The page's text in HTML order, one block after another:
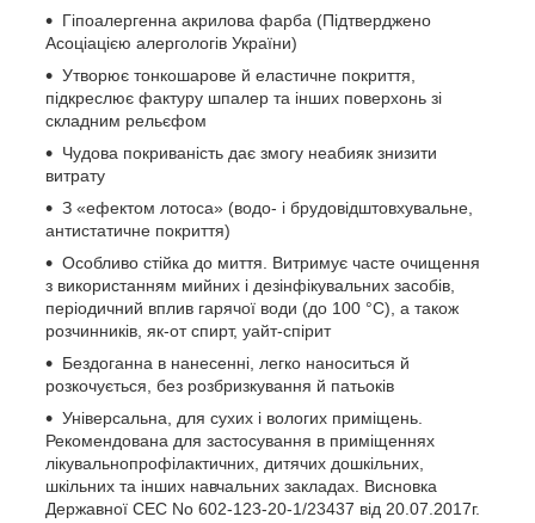
Гіпоалергенна акрилова фарба (Підтверджено
Асоціацією алергологів України)
Утворює тонкошарове й еластичне покриття,
підкреслює фактуру шпалер та інших поверхонь зі
складним рельєфом
Чудова покриваність дає змогу неабияк знизити
витрату
З «ефектом лотоса» (водо- і брудовідштовхувальне,
антистатичне покриття)
Особливо стійка до миття. Витримує часте очищення
з використанням мийних і дезінфікувальних засобів,
періодичний вплив гарячої води (до 100 °C), а також
розчинників, як-от спирт, уайт-спірит
Бездоганна в нанесенні, легко наноситься й
розкочується, без розбризкування й патьоків
Універсальна, для сухих і вологих приміщень.
Рекомендована для застосування в приміщеннях
лікувальнопрофілактичних, дитячих дошкільних,
шкільних та інших навчальних закладах. Висновка
Державної СЕС No 602-123-20-1/23437 від 20.07.2017г.